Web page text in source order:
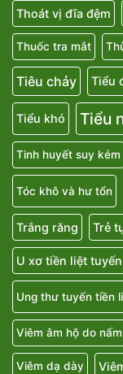
Thoát vị đĩa đệm
Thuốc tra mắt
Tiêu chảy Tiểu
Tiểu khó Tiểu
Tinh huyết suy kém
Tóc khô và hư tổn
Trắng răng Trẻ
U xơ tiền liệt tuyến
Ung thư tuyến tiền
Viêm âm hộ do nấm
Viêm dạ dày